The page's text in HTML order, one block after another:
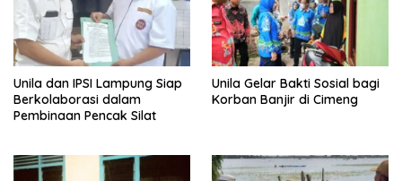
Unila dan IPSI Lampung Siap
Berkolaborasi dalam
Pembinaan Pencak Silat
Unila Gelar Bakti Sosial bagi
Korban Banjir di Cimeng